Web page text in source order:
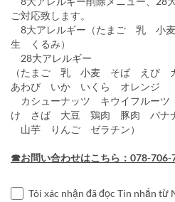
ご対応致します。
8大アレルギー（たまご 乳
生 くるみ）
28大アレルギー
（たまご 乳 小麦 そば えび
あわび いか いくら オレンジ
カシューナッツ キウイフル
け さば 大豆 鶏肉 豚肉 バナ
山芋 りんご ゼラチン）
☎お問い合わせはこちら：078-706-
Tôi xác nhận đã đọc Tin nhắn từ